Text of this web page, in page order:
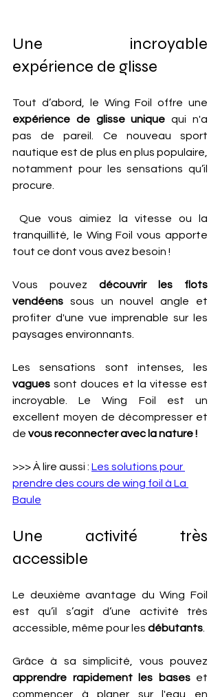
Une incroyable
expérience de glisse
expérience de glisse unique qui n'a
pas de pareil. Ce nouveau sport
nautique est de plus en plus populaire,
notamment pour les sensations qu’il
procure.
Que vous aimiez la vitesse ou la
tranquillité, le Wing Foil vous apporte
tout ce dont vous avez besoin !
Vous pouvez découvrir les flots
vendéens sous un nouvel angle et
profiter d'une vue imprenable sur les
paysages environnants.
vagues sont douces et la vitesse est
incroyable. Le Wing Foil est un
excellent moyen de décompresser et
de vous reconnecter avec la nature !
>>> À lire aussi : Les solutions pour
prendre des cours de wing foil à La
Baule
Une activité très
accessible
Le deuxième avantage du Wing Foil
est qu’il s’agit d’une activité très
accessible, même pour les débutants
Grâce à sa simplicité, vous pouvez
apprendre rapidement les bases et
commencer à planer sur l'eau en